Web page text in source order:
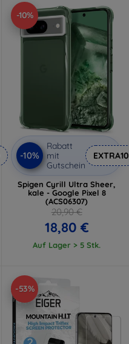
-10%
-10%
Rabatt
mit
Gutschein
EXTRA10
Spigen Cyrill Ultra Sheer,
kale - Google Pixel 8
(ACS06307)
20,90 €
18,80 €
Auf Lager > 5 Stk.
-53%